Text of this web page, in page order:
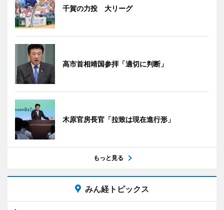
千賀の力投 大リーグ
高市首相靖国参拝「適切に判断」
木原官房長官「拉致は現在進行形」
もっと見る
みん経トピックス